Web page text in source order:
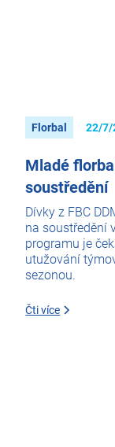
Florbal 22/7/
Mladé
soustředění
Dívky z FBC
na soustředění
programu je
utužování
sezonou.
Čti více